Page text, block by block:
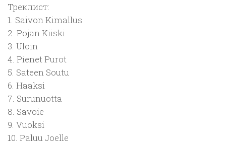
Треклист:
1. Saivon Kimallus
2. Pojan Kiiski
3. Uloin
4. Pienet Purot
5. Sateen Soutu
6. Haaksi
7. Surunuotta
8. Savoie
9. Vuoksi
10. Paluu Joelle